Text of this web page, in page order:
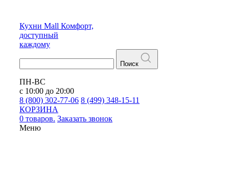
Кухни Mall Комфорт,
доступный
каждому
Поиск
ПН-ВС
с 10:00 до 20:00
8 (800) 302-77-06 8 (499) 348-15-11
КОРЗИНА
0 товаров. Заказать звонок
Меню